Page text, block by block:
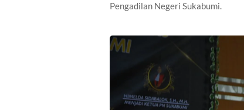
Pengadilan Negeri Sukabumi.